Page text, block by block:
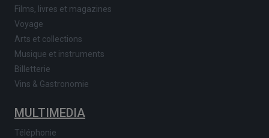
Films, livres et magazines
Voyage
Arts et collections
Musique et instruments
Billetterie
Vins & Gastronomie
MULTIMEDIA
Téléphonie